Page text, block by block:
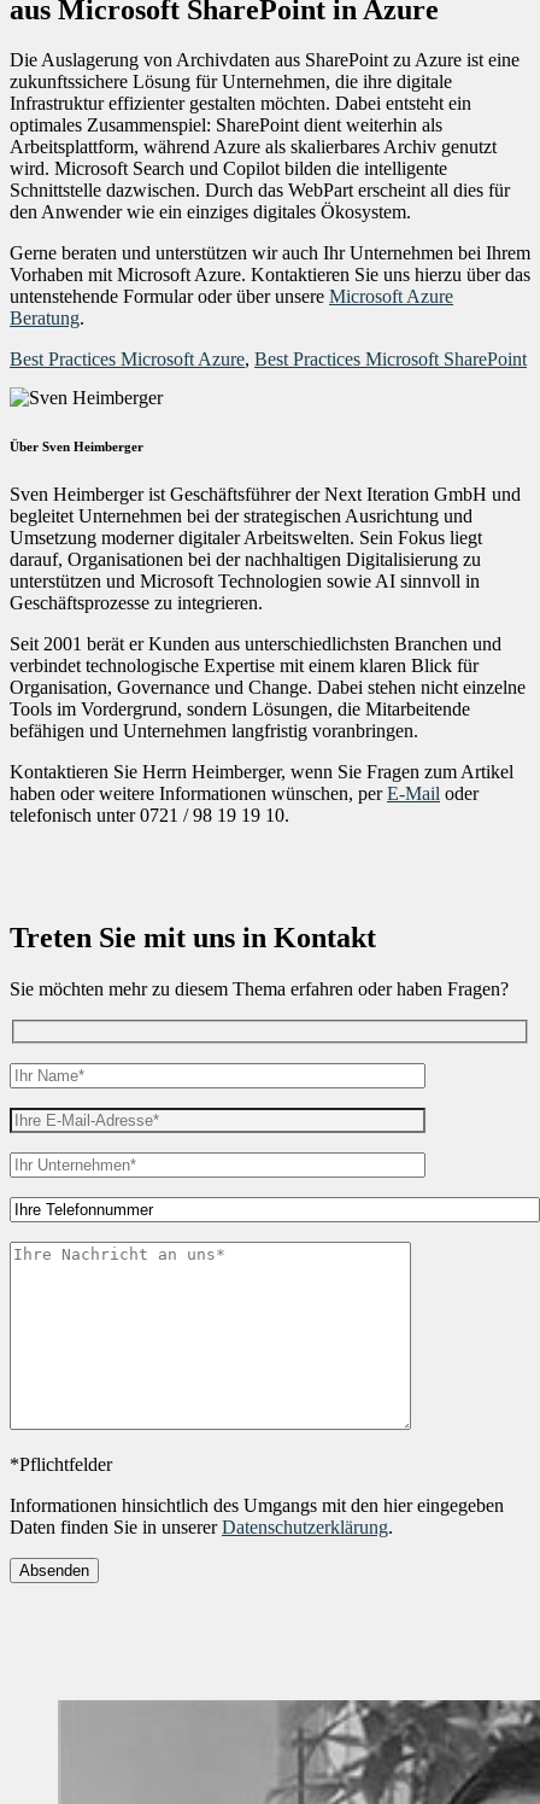
aus Microsoft SharePoint in Azure
Die Auslagerung von Archivdaten aus SharePoint zu Azure ist eine
zukunftssichere Lösung für Unternehmen, die ihre digitale
Infrastruktur effizienter gestalten möchten. Dabei entsteht ein
optimales Zusammenspiel: SharePoint dient weiterhin als
Arbeitsplattform, während Azure als skalierbares Archiv genutzt
wird. Microsoft Search und Copilot bilden die intelligente
Schnittstelle dazwischen. Durch das WebPart erscheint all dies für
den Anwender wie ein einziges digitales Ökosystem.
Gerne beraten und unterstützen wir auch Ihr Unternehmen bei Ihrem
Vorhaben mit Microsoft Azure. Kontaktieren Sie uns hierzu über das
untenstehende Formular oder über unsere Microsoft Azure
Beratung.
Best Practices Microsoft Azure, Best Practices Microsoft SharePoint
Über Sven Heimberger
Sven Heimberger ist Geschäftsführer der Next Iteration GmbH und
begleitet Unternehmen bei der strategischen Ausrichtung und
Umsetzung moderner digitaler Arbeitswelten. Sein Fokus liegt
darauf, Organisationen bei der nachhaltigen Digitalisierung zu
unterstützen und Microsoft Technologien sowie AI sinnvoll in
Geschäftsprozesse zu integrieren.
Seit 2001 berät er Kunden aus unterschiedlichsten Branchen und
verbindet technologische Expertise mit einem klaren Blick für
Organisation, Governance und Change. Dabei stehen nicht einzelne
Tools im Vordergrund, sondern Lösungen, die Mitarbeitende
befähigen und Unternehmen langfristig voranbringen.
Kontaktieren Sie Herrn Heimberger, wenn Sie Fragen zum Artikel
haben oder weitere Informationen wünschen, perE-Mail oder
telefonisch unter 0721 / 98 19 19 10.
Treten Sie mit uns in Kontakt
Sie möchten mehr zu diesem Thema erfahren oder haben Fragen?
*Pflichtfelder
Informationen hinsichtlich des Umgangs mit den hier eingegeben
Daten finden Sie in unsererDatenschutzerklärung.